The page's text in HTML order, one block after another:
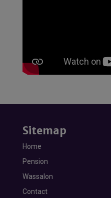
Sitemap
Home
Pension
Wassalon
Contact